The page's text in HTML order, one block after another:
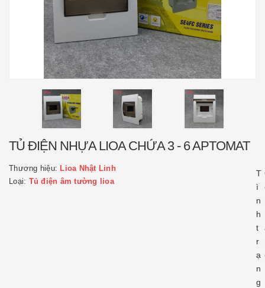
TỦ ĐIỆN NHỰA LIOA CHỨA 3 - 6 APTOMAT
Thương hiệu: Lioa Nhật Linh
Loại: Tủ điện âm tường lioa
T
ì
n
h
t
r
ạ
n
g